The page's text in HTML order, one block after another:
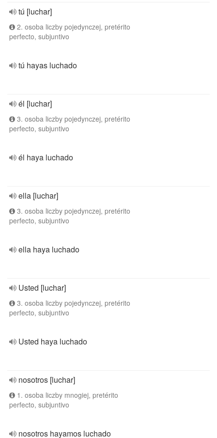
tú [luchar]
2. osoba liczby pojedynczej, pretérito
perfecto, subjuntivo
tú hayas luchado
él [luchar]
3. osoba liczby pojedynczej, pretérito
perfecto, subjuntivo
él haya luchado
ella [luchar]
3. osoba liczby pojedynczej, pretérito
perfecto, subjuntivo
ella haya luchado
Usted [luchar]
3. osoba liczby pojedynczej, pretérito
perfecto, subjuntivo
Usted haya luchado
nosotros [luchar]
1. osoba liczby mnogiej, pretérito
perfecto, subjuntivo
nosotros hayamos luchado